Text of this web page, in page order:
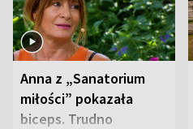
Anna z „Sanatorium
miłości” pokazała
biceps. Trudno